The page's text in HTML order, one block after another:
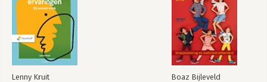
Lenny Kruit Boaz Bijleveld